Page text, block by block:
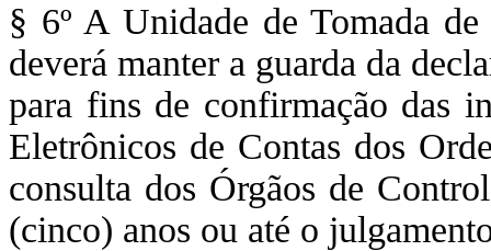
§ 6º A Unidade de Tomada
deverá manter a guarda da
para fins de confirmação das
Eletrônicos de Contas dos
consulta dos Órgãos de
(cinco) anos ou até o